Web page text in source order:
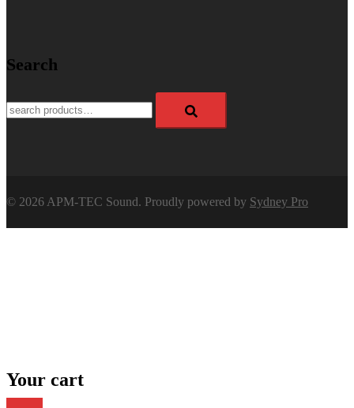
Search
Search
for:
© 2026 APM-TEC Sound. Proudly powered by Sydney Pro
Your cart